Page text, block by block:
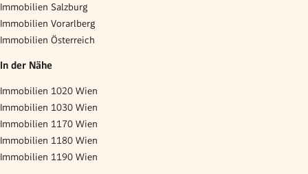
Immobilien Salzburg
Immobilien Vorarlberg
Immobilien Österreich
In der Nähe
Immobilien 1020 Wien
Immobilien 1030 Wien
Immobilien 1170 Wien
Immobilien 1180 Wien
Immobilien 1190 Wien